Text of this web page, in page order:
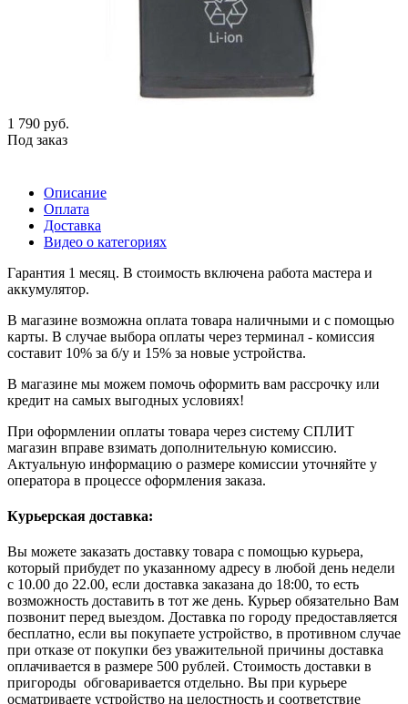
1 790 руб.
Под заказ
Описание
Оплата
Доставка
Видео о категориях
Гарантия 1 месяц. В стоимость включена работа мастера и
аккумулятор.
В магазине возможна оплата товара наличными и с помощью
карты. В случае выбора оплаты через терминал - комиссия
составит 10% за б/у и 15% за новые устройства.
В магазине мы можем помочь оформить вам рассрочку или
кредит на самых выгодных условиях!
При оформлении оплаты товара через систему СПЛИТ
магазин вправе взимать дополнительную комиссию.
Актуальную информацию о размере комиссии уточняйте у
оператора в процессе оформления заказа.
Курьерская доставка:
Вы можете заказать доставку товара с помощью курьера,
который прибудет по указанному адресу в любой день недели
с 10.00 до 22.00, если доставка заказана до 18:00, то есть
возможность доставить в тот же день. Курьер обязательно Вам
позвонит перед выездом. Доставка по городу предоставляется
бесплатно, если вы покупаете устройство, в противном случае
при отказе от покупки без уважительной причины доставка
оплачивается в размере 500 рублей. Стоимость доставки в
пригороды обговаривается отдельно. Вы при курьере
осматриваете устройство на целостность и соответствие